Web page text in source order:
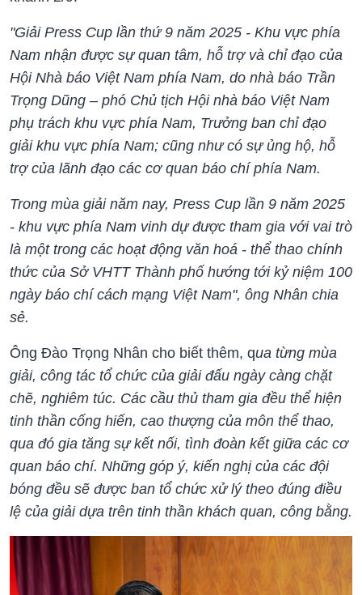
"Giải Press Cup lần thứ 9 năm 2025 - Khu vực phía
Nam nhận được sự quan tâm, hỗ trợ và chỉ đạo của
Hội Nhà báo Việt Nam phía Nam, do nhà báo Trần
Trọng Dũng – phó Chủ tịch Hội nhà báo Việt Nam
phụ trách khu vực phía Nam, Trưởng ban chỉ đạo
giải khu vực phía Nam; cũng như có sự ủng hộ, hỗ
trợ của lãnh đạo các cơ quan báo chí phía Nam.
Trong mùa giải năm nay, Press Cup lần 9 năm 2025
- khu vực phía Nam vinh dự được tham gia với vai trò
là một trong các hoạt động văn hoá - thể thao chính
thức của Sở VHTT Thành phố hướng tới kỷ niệm 100
ngày báo chí cách mạng Việt Nam", ông Nhân chia
sẻ.
Ông Đào Trọng Nhân cho biết thêm, qua từng mùa
giải, công tác tổ chức của giải đấu ngày càng chặt
chẽ, nghiêm túc. Các cầu thủ tham gia đều thể hiện
tinh thần cống hiến, cao thượng của môn thể thao,
qua đó gia tăng sự kết nối, tình đoàn kết giữa các cơ
quan báo chí. Những góp ý, kiến nghị của các đội
bóng đều sẽ được ban tổ chức xử lý theo đúng điều
lệ của giải dựa trên tinh thần khách quan, công bằng.